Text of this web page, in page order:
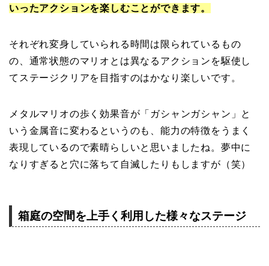
いったアクションを楽しむことができます。
それぞれ変身していられる時間は限られているもの
の、通常状態のマリオとは異なるアクションを駆使し
てステージクリアを目指すのはかなり楽しいです。
メタルマリオの歩く効果音が「ガシャンガシャン」と
いう金属音に変わるというのも、能力の特徴をうまく
表現しているので素晴らしいと思いましたね。夢中に
なりすぎると穴に落ちて自滅したりもしますが（笑）
箱庭の空間を上手く利用した様々なステージ